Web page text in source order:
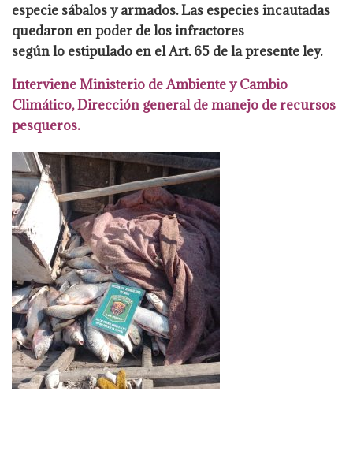
especie sábalos y armados. Las especies incautadas
quedaron en poder de los infractores
según lo estipulado en el Art. 65 de la presente ley.
Interviene Ministerio de Ambiente yCambio
Climático, Dirección general de manejo de recursos
pesqueros.